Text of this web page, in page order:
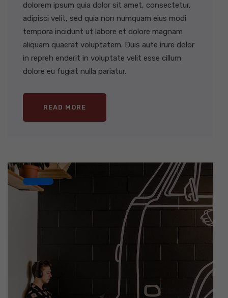
dolorem ipsum quia dolor sit amet, consectetur,
adipisci velit, sed quia non numquam eius modi
tempora incidunt ut labore et dolore magnam
aliquam quaerat voluptatem. Duis aute irure dolor
in repreh enderit in voluptate velit esse cillum
dolore eu fugiat nulla pariatur.
READ MORE